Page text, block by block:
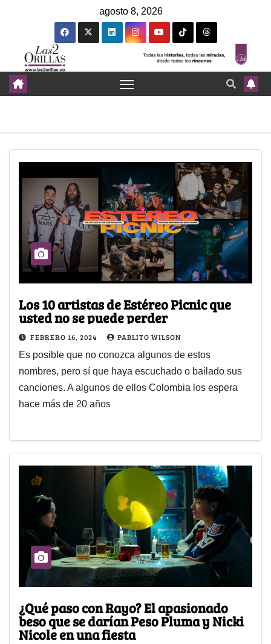
agosto 8, 2026
Los 10 artistas de Estéreo Picnic que
usted no se puede perder
FEBRERO 16, 2024 PABLITO WILSON
Es posible que no conozca algunos de estos
nombres, pero sí que haya escuchado o bailado sus
canciones. A algunos de ellos Colombia los espera
hace más de 20 años
¿Qué paso con Rayo? El apasionado
beso que se darían Peso Pluma y Nicki
Nicole en una fiesta